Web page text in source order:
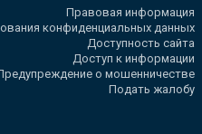
Правовая информация
конфиденциальных данных
Доступность сайта
Доступ к информации
о мошенничестве
Подать жалобу